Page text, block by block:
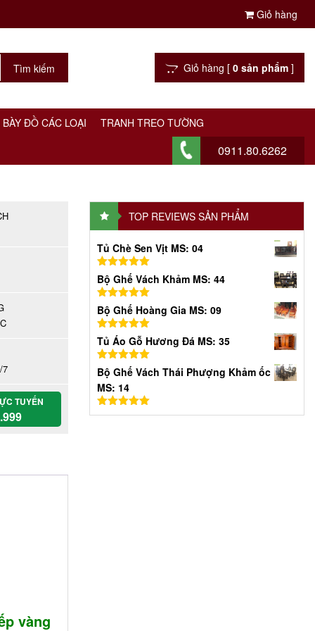
Giỏ hàng
Giỏ hàng [ 0 sản phẩm ]
ĐỒ CÁC LOẠI TRANH TREO TƯỜNG
0911.80.6262
7
TUYẾN
vàng
TOP REVIEWS SẢN PHẨM
Tủ Chè Sen Vịt MS: 04
Được xếp
hạng5.005
sao
Bộ Ghế Vách Khảm MS: 44
Được xếp
hạng5.00 5
sao
Bộ Ghế Hoàng Gia MS: 09
Được xếp
hạng5.005
sao
Tủ Áo Gỗ Hương Đá MS: 35
Được xếp
hạng5.005
sao
Bộ Ghế Vách Thái Phượng Khảm ốc
MS: 14
Được xếp